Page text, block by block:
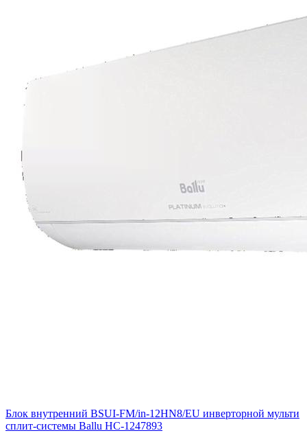
Блок внутренний BSUI-FM/in-12HN8/EU инверторной мульти
сплит-системы Ballu НС-1247893